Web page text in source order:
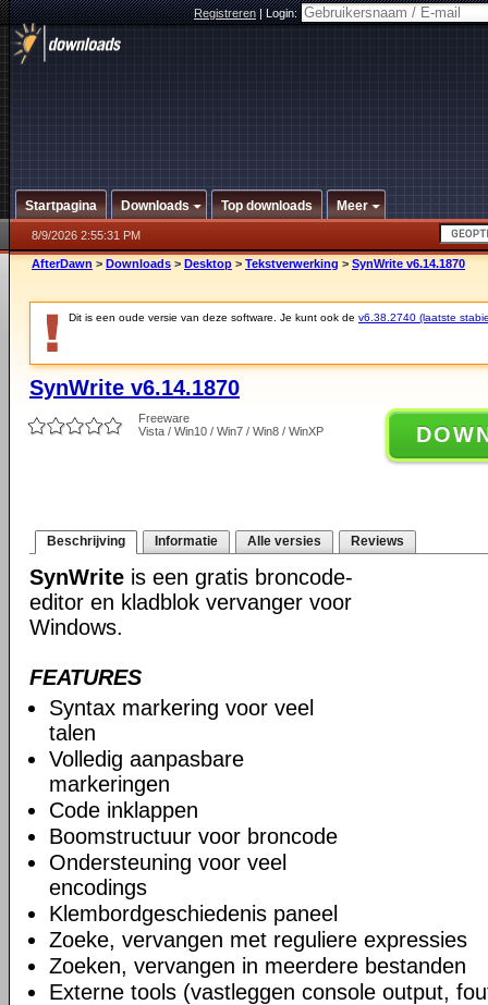
Registreren|Login:
Startpagina Downloads Top downloads Meer
8/9/2026 2:55:31 PM
AfterDawn > Downloads > Desktop > Tekstverwerking > SynWrite v6.14.1870
Dit is een oude versie van deze software. Je kunt ook de v6.38.2740 (laatste
SynWrite v6.14.1870
Freeware
Vista / Win10 / Win7 / Win8 / WinXP
Beschrijving Informatie Alle versies Reviews
SynWrite is een gratis broncode-
editor en kladblok vervanger voor
Windows.
FEATURES
Syntax markering voor veel
talen
Volledig aanpasbare
markeringen
Code inklappen
Boomstructuur voor broncode
Ondersteuning voor veel
encodings
Klembordgeschiedenis paneel
Zoeke, vervangen met reguliere expressies
Zoeken, vervangen in meerdere bestanden
Externe tools (vastleggen console output,